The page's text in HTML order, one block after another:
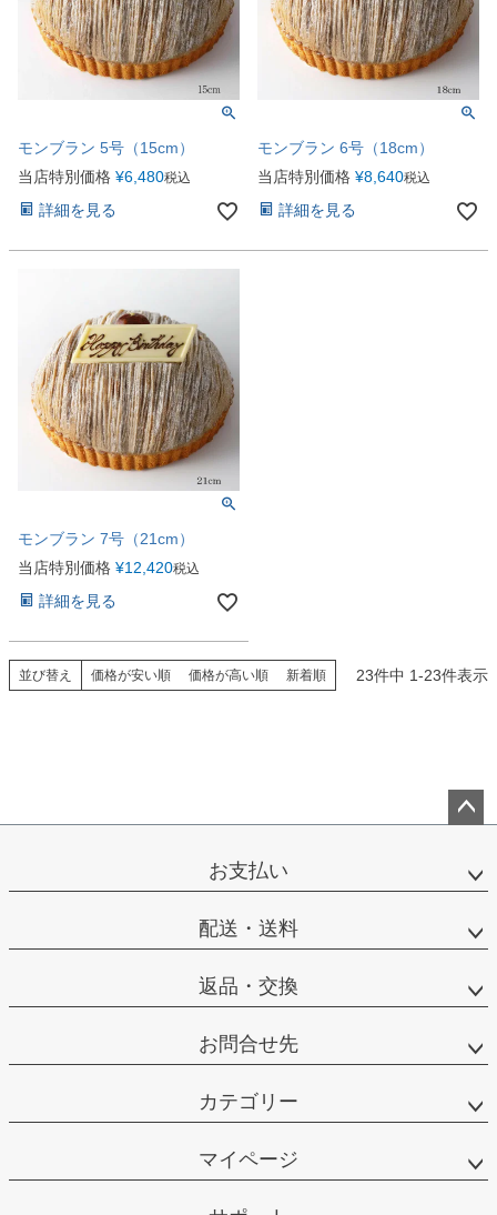
モンブラン 5号（15cm）
当店特別価格 ¥6,480税込
詳細を見る
モンブラン 6号（18cm）
当店特別価格 ¥8,640税込
詳細を見る
モンブラン 7号（21cm）
当店特別価格 ¥12,420税込
詳細を見る
並び替え 価格が安い順 価格が高い順 新着順 23件中 1-23件表示
ップ
お支払い
配送・送料
返品・交換
お問合せ先
カテゴリー
マイページ